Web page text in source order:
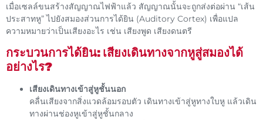
เมื่อเซลล์ขนสร้างสัญญาณไฟฟ้าแล้ว สัญญาณนั้นจะถูกส่งต่อผ่าน “เส้น
ประสาทหู” ไปยังสมองส่วนการได้ยิน (Auditory Cortex) เพื่อแปล
ความหมายว่าเป็นเสียงอะไร เช่น เสียงพูด เสียงดนตรี
กระบวนการได้ยิน: เสียงเดินทางจากหูสู่สมองได้
อย่างไร?
เสียงเดินทางเข้าสู่หูชั้นนอก
คลื่นเสียงจากสิ่งแวดล้อมรอบตัว เดินทางเข้าสู่หูทางใบหู แล้วเดิน
ทางผ่านช่องหูเข้าสู่หูชั้นกลาง